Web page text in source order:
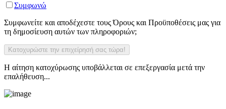
Συμφωνώ
Συμφωνείτε και αποδέχεστε τους Όρους και Προϋποθέσεις μας για
τη δημοσίευση αυτών των πληροφοριών;
Η αίτηση κατοχύρωσης υποβάλλεται σε επεξεργασία μετά την
επαλήθευση...